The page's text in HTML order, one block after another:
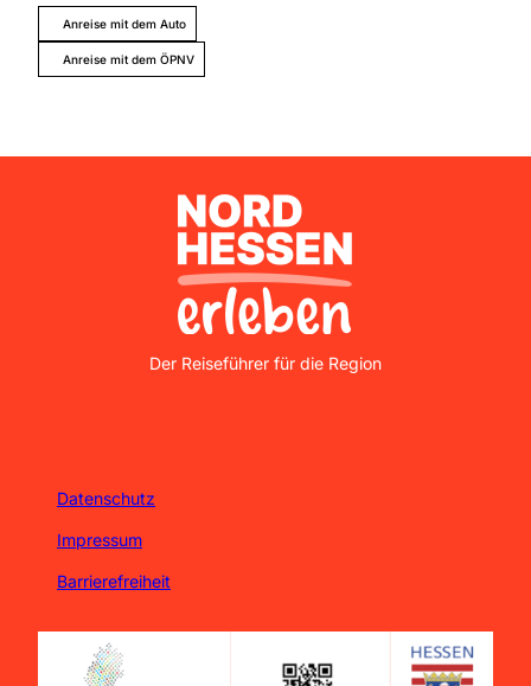
Anreise mit dem Auto
Anreise mit dem ÖPNV
Nordhessen Erleben
Der Reiseführer für die Region
Datenschutz
Impressum
Barrierefreiheit